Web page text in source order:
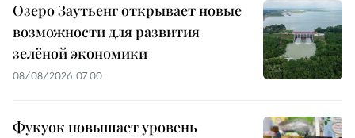
Озеро Заутьенг открывает новые
возможности для развития
зелёной экономики
08/08/2026 07:00
Фукуок повышает уровень